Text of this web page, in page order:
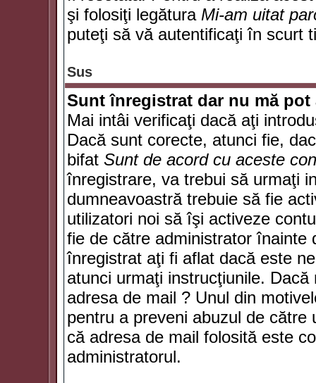
şi folosiţi legătura Mi-am uitat
puteţi să vă autentificaţi în scurt
Sus
Sunt înregistrat dar nu mă
Mai intâi verificaţi dacă aţi
Dacă sunt corecte, atunci fie,
bifat Sunt de acord cu aceste
înregistrare, va trebui să urmaţi
dumneavoastră trebuie să fie
utilizatori noi să îşi activeze
fie de către administrator înainte
înregistrat aţi fi aflat dacă este
atunci urmaţi instrucţiunile.
adresa de mail ? Unul din
pentru a preveni abuzul de către
că adresa de mail folosită este
administratorul.